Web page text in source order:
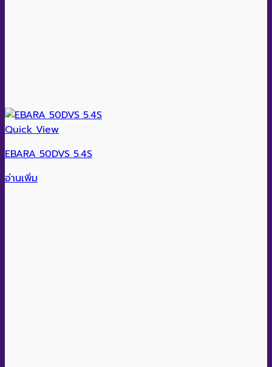
Quick View
EBARA 50DVS 5.4S
อ่านเพิ่ม